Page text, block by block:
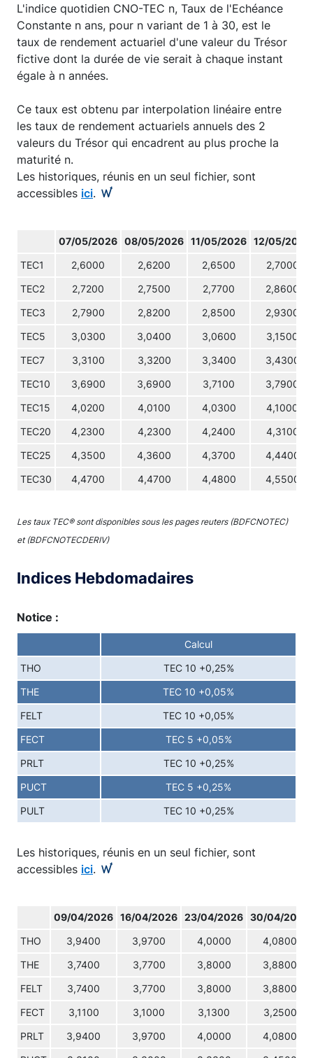
L'indice quotidien CNO-TEC n, Taux de l'Echéance
Constante n ans, pour n variant de 1 à 30, est le
taux de rendement actuariel d'une valeur du Trésor
fictive dont la durée de vie serait à chaque instant
égale à n années.
Ce taux est obtenu par interpolation linéaire entre
les taux de rendement actuariels annuels des 2
valeurs du Trésor qui encadrent au plus proche la
maturité n.
Les historiques, réunis en un seul fichier, sont
accessibles ici.
07/05/2026 08/05/2026 11/05/2026 12/05/2026
TEC1 2,6000 2,6200 2,6500 2,7000
TEC2 2,7200 2,7500 2,7700 2,8600
TEC3 2,7900 2,8200 2,8500 2,9300
TEC5 3,0300 3,0400 3,0600 3,1500
TEC7 3,3100 3,3200 3,3400 3,4300
TEC10 3,6900 3,6900 3,7100 3,7900
TEC15 4,0200 4,0100 4,0300 4,1000
TEC20 4,2300 4,2300 4,2400 4,3100
TEC25 4,3500 4,3600 4,3700 4,4400
TEC30 4,4700 4,4700 4,4800 4,5500
Les taux TEC® sont disponibles sous les pages reuters (BDFCNOTEC)
et (BDFCNOTECDERIV)
Indices Hebdomadaires
Notice :
Calcul
THO TEC 10 +0,25%
THE TEC 10 +0,05%
FELT TEC 10 +0,05%
FECT TEC 5 +0,05%
PRLT TEC 10 +0,25%
PUCT TEC 5 +0,25%
PULT TEC 10 +0,25%
Les historiques, réunis en un seul fichier, sont
accessibles ici.
09/04/2026 16/04/2026 23/04/2026 30/04/2026
THO 3,9400 3,9700 4,0000 4,0800
THE 3,7400 3,7700 3,8000 3,8800
FELT 3,7400 3,7700 3,8000 3,8800
FECT 3,1100 3,1000 3,1300 3,2500
PRLT 3,9400 3,9700 4,0000 4,0800